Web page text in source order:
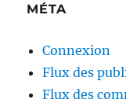
MÉTA
Connexion
Flux des
Flux des